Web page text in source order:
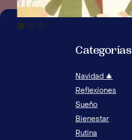
Categorías
Navidad 🎄
Reflexiones
Sueño
Bienestar
Rutina